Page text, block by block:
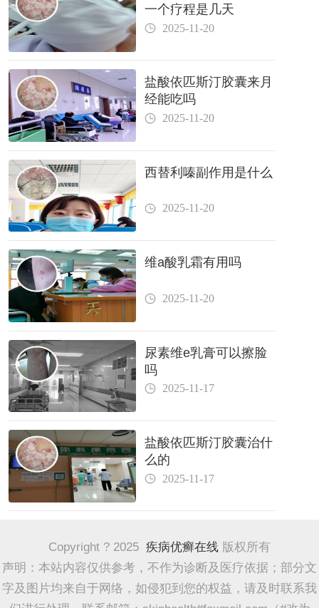
一个疗程是几天
2025-11-20
盐酸依匹斯汀胶囊来月
经能吃吗
2025-11-20
西替利嗪副作用是什么
2025-11-20
维a酸乳霜有用吗
2025-11-20
尿素维e乳膏可以擦脸
吗
2025-11-17
盐酸依匹斯汀胶囊治什
么的
2025-11-17
Copyright ? 2025 疾病优癣在线 版权所有
声明：本站内容仅供参考，不作为诊断及医疗依据；部分文
字及图片均来自于网络，如侵犯到您的权益，请及时联系我